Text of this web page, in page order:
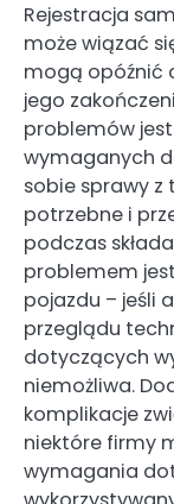
Rejestracja
może wiązać
mogą opóźnić
jego
problemów
wymaganych
sobie sprawy z
potrzebne i
podczas
problemem
pojazdu – jeśli
przeglądu
dotyczących
niemożliwa.
komplikacje
niektóre firmy
wymagania